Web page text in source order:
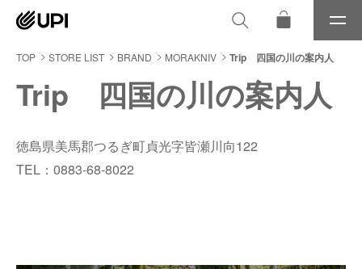
メ
ニ
TOP STORE LIST BRAND MORAKNIV Trip 四国の川の案内人
Trip 四国の川の案内人
徳島県美馬郡つるぎ町貞光字皆瀬川向122
TEL：0883-68-8022